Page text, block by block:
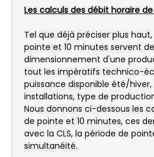
Les calculs des débit horaire
Tel que déjà préciser plus
pointe et 10 minutes servent
dimensionnement d'une
tout les impératifs technico-
puissance disponible été/
installations, type de
Nous donnons ci-dessous les
de pointe et 10 minutes, ces
avec la CLS, la période de
simultanéité.